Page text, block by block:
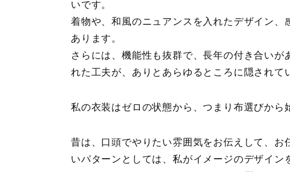
いです。
着物や、和風のニュアンスを入れたデザイン
あります。
さらには、機能性も抜群で、長年の付き合い
れた工夫が、ありとあらゆるところに隠されて
私の衣装はゼロの状態から、つまり布選びから
昔は、口頭でやりたい雰囲気をお伝えして、
いパターンとしては、私がイメージのデザイ